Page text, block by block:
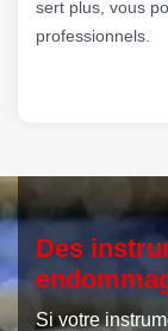
sert plus, vous
professionnels.
Des
Si votre